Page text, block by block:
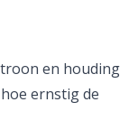
en houding
ernstig de